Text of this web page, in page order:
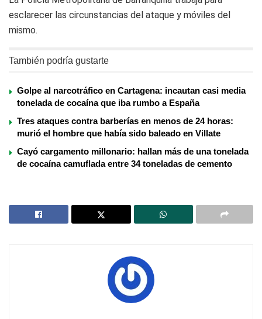
esclarecer las circunstancias del ataque y móviles del
mismo.
También podría gustarte
Golpe al narcotráfico en Cartagena: incautan casi media
tonelada de cocaína que iba rumbo a España
Tres ataques contra barberías en menos de 24 horas:
murió el hombre que había sido baleado en Villate
Cayó cargamento millonario: hallan más de una tonelada
de cocaína camuflada entre 34 toneladas de cemento